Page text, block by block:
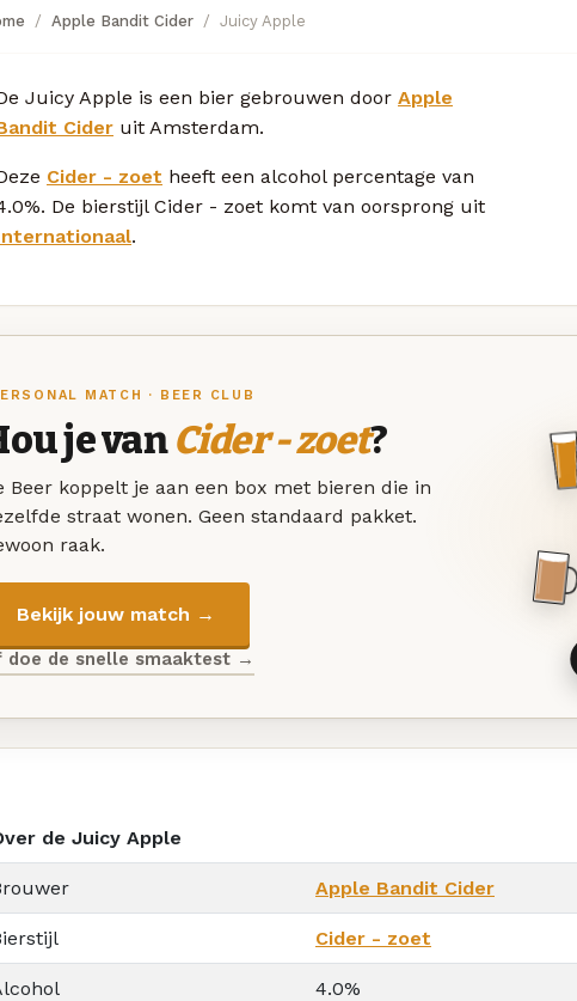
Apple Bandit Cider Juicy Apple
Juicy Apple is een bier gebrouwen door Apple
Cider uit Amsterdam.
Cider - zoet heeft een alcohol percentage van
De bierstijl Cider - zoet komt van oorsprong uit
.
MATCH · BEER CLUB
je vanCider - zoet?
Beer koppelt je aan een box met bieren die in
straat wonen. Geen standaard pakket.
raak.
Bekijk jouw match →
doe de snelle smaaktest →
de Juicy Apple
Apple Bandit Cider
Cider - zoet
4.0%